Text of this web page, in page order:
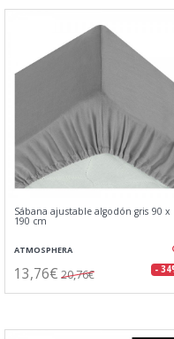
Sábana ajustable algodón gris 90 x
190 cm
ATMOSPHERA
13,76€ 20,76€ -